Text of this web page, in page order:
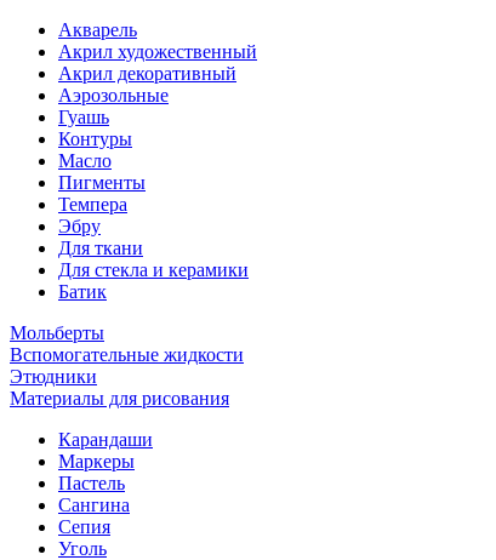
Акварель
Акрил художественный
Акрил декоративный
Аэрозольные
Гуашь
Контуры
Масло
Пигменты
Темпера
Эбру
Для ткани
Для стекла и керамики
Батик
Мольберты
Вспомогательные жидкости
Этюдники
Материалы для рисования
Карандаши
Маркеры
Пастель
Сангина
Сепия
Уголь